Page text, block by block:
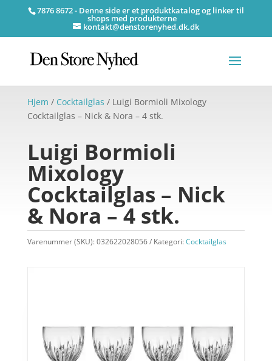
7876 8672 - Denne side er et produktkatalog og linker til
shops med produkterne
kontakt@denstorenyhed.dk.dk
Hjem / Cocktailglas / Luigi Bormioli Mixology
Cocktailglas – Nick & Nora – 4 stk.
Luigi Bormioli
Mixology
Cocktailglas – Nick
& Nora – 4 stk.
Varenummer (SKU):032622028056 Kategori:Cocktailglas